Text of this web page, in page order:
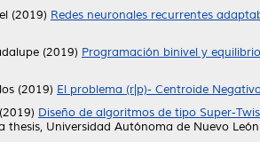
(2019) Redes neuronales recurrentes
(2019) Programación binivel y
(2019) El problema (r|p)- Centroide
(2019) Diseño de algoritmos de tipo Super-
thesis, Universidad Autónoma de Nuevo